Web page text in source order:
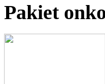
Pakiet